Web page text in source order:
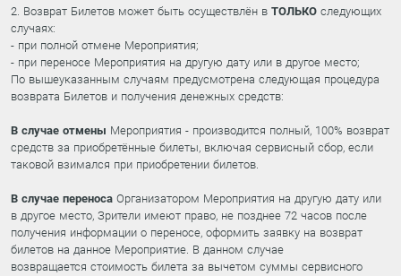
2. Возврат Билетов может быть осуществлён в ТОЛЬКО следующих
случаях:
- при полной отмене Мероприятия;
- при переносе Мероприятия на другую дату или в другое место;
По вышеуказанным случаям предусмотрена следующая процедура
возврата Билетов и получения денежных средств:
В случае отмены Мероприятия - производится полный, 100% возврат
средств за приобретённые билеты, включая сервисный сбор, если
таковой взимался при приобретении билетов.
В случае переноса Организатором Мероприятия на другую дату или
в другое место, Зрители имеют право, не позднее 72 часов после
получения информации о переносе, оформить заявку на возврат
билетов на данное Мероприятие. В данном случае
возвращается стоимость билета за вычетом суммы сервисного